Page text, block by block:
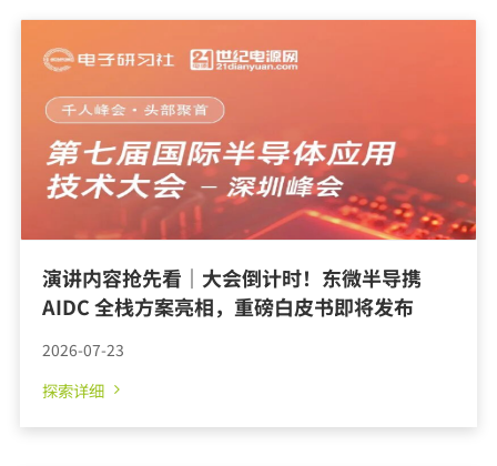
演讲内容抢先看｜大会倒计时！东微半导携
AIDC 全栈方案亮相，重磅白皮书即将发布
2026-07-23